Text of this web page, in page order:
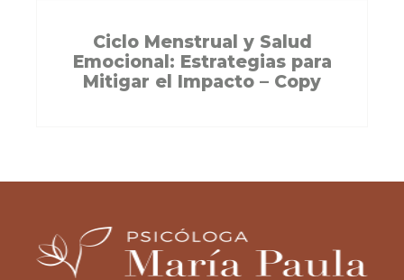
Ciclo Menstrual y Salud
Emocional: Estrategias para
Mitigar el Impacto – Copy